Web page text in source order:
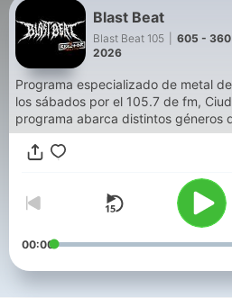
Blast Beat
Blast Beat 105
605 - 360
2026
Programa especializado de metal
los sábados por el 105.7 de fm,
00:00